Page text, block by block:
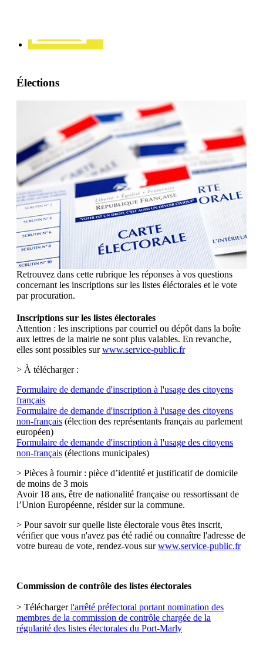
Élections
Retrouvez dans cette rubrique les réponses à vos questions
concernant les inscriptions sur les listes éléctorales et le vote
par procuration.
Inscriptions sur les listes électorales
Attention : les inscriptions par courriel ou dépôt dans la boîte
aux lettres de la mairie ne sont plus valables. En revanche,
elles sont possibles surwww.service-public.fr
> À télécharger :
Formulaire de demande d'inscription à l'usage des citoyens
français
Formulaire de demande d'inscription à l'usage des citoyens
non-français (élection des représentants français au parlement
européen)
Formulaire de demande d'inscription à l'usage des citoyens
non-français (élections municipales)
> Pièces à fournir : pièce d’identité et justificatif de domicile
de moins de 3 mois
Avoir 18 ans, être de nationalité française ou ressortissant de
l’Union Européenne, résider sur la commune.
> Pour savoir sur quelle liste électorale vous êtes inscrit,
vérifier que vous n'avez pas été radié ou connaître l'adresse de
votre bureau de vote, rendez-vous surwww.service-public.fr
Commission de contrôle des listes électorales
> Téléchargerl'arrêté préfectoral portant nomination des
membres de la commission de contrôle chargée de la
régularité des listes électorales du Port-Marly